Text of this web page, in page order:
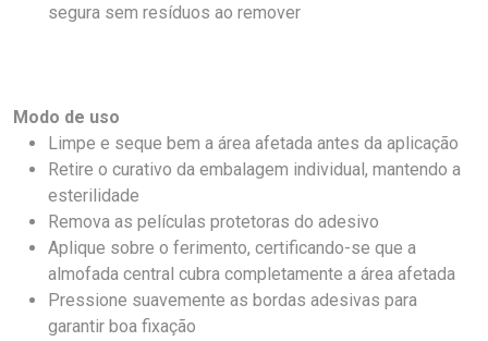
segura sem resíduos ao remover
Modo de uso
Limpe e seque bem a área afetada antes da aplicação
Retire o curativo da embalagem individual, mantendo a
esterilidade
Remova as películas protetoras do adesivo
Aplique sobre o ferimento, certificando-se que a
almofada central cubra completamente a área afetada
Pressione suavemente as bordas adesivas para
garantir boa fixação